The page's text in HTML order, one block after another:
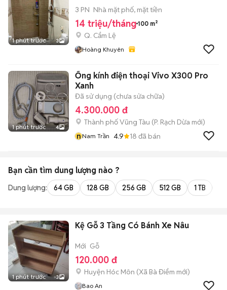
1 phút trước 3
3 PN Nhà mặt phố, mặt tiền
14 triệu/tháng 100 m²
Q. Cẩm Lệ
Hoàng Khuyên
1 phút trước 4
Ống kính điện thoại Vivo X300 Pro
Xanh
Đã sử dụng (chưa sửa chữa)
4.300.000 đ
Thành phố Vũng Tàu (P. Rạch Dừa mới)
nNam Trần 4.9 18 đã bán
Bạn cần tìm dung lượng nào ?
Dung lượng: 64 GB 128 GB 256 GB 512 GB 1 TB
1 phút trước 3
Kệ Gỗ 3 Tầng Có Bánh Xe Nâu
Mới Gỗ
120.000 đ
Huyện Hóc Môn (Xã Bà Điểm mới)
Bao An